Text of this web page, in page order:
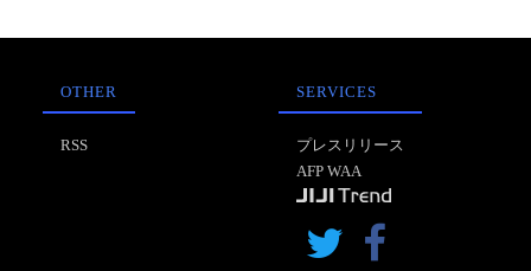
OTHER
RSS
SERVICES
プレスリリース
AFP WAA